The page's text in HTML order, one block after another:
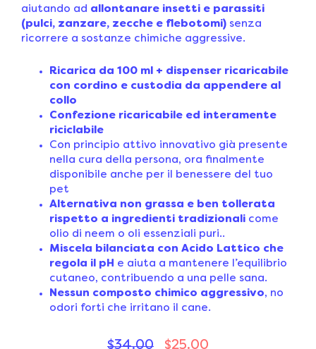
aiutando ad allontanare insetti e parassiti
(pulci, zanzare, zecche e flebotomi) senza
ricorrere a sostanze chimiche aggressive.
Ricarica da 100 ml + dispenser ricaricabile
con cordino e custodia da appendere al
collo
Confezione ricaricabile ed interamente
riciclabile
Con principio attivo innovativo già presente
nella cura della persona, ora finalmente
disponibile anche per il benessere del tuo
pet
Alternativa non grassa e ben tollerata
rispetto a ingredienti tradizionali come
olio di neem o oli essenziali puri..
Miscela bilanciata con Acido Lattico che
regola il pH e aiuta a mantenere l’equilibrio
cutaneo, contribuendo a una pelle sana.
Nessun composto chimico aggressivo, no
odori forti che irritano il cane.
$34.00 $25.00